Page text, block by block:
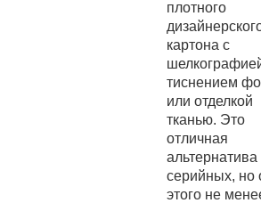
плотного
картона с
тиснением
или отделкой
тканью. Это
отличная
серийных, но
этого не